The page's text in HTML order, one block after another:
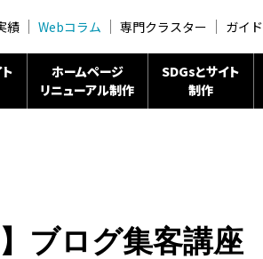
ホームページ
リニューアル制作
SDGsとサイト
制作
績 Webコラム 専門クラスター ガイド
ブログ集客講座